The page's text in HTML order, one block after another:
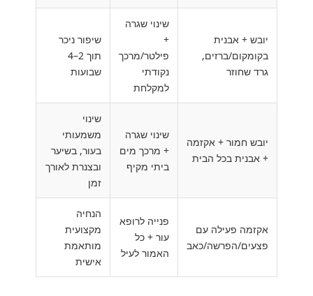
יובש + אבנית
בקומקום/ברזים,
גרד שחוזר
שינוי שגרה
+
פילטר/מרכך
נקודתי
למקלחת
שיפור ניכר
תוך 2–4
שבועות
יובש חמור + אקזמה
+ אבנית בכל הבית
שינוי שגרה
+ מרכך מים
ביתי מקיף
שינוי
משמעותי
בעור, בשיער
ובצנרת לאורך
זמן
אקזמה פעילה עם
פצעים/הפרשה/כאב
פנייה לרופא
עור + כל
האמור לעיל
הנחיה
מקצועית
מותאמת
אישית